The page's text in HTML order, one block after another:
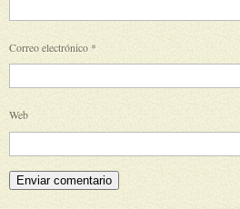
Correo electrónico*
Web